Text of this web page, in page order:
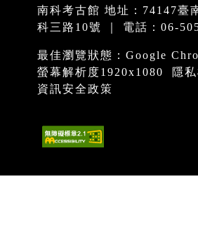
南科考古館 地址：74147臺
科三路10號 ｜ 電話：06-
最佳瀏覽狀態：Google
螢幕解析度1920x1080
隱
資訊安全政策